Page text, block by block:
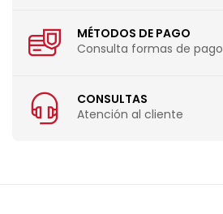
MÉTODOS DE PAGO
Consulta formas de pago
CONSULTAS
Atención al cliente